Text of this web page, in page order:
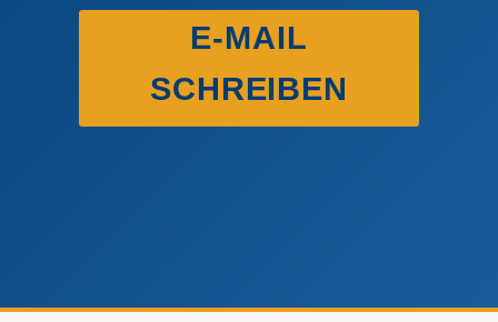
E-MAIL
SCHREIBEN